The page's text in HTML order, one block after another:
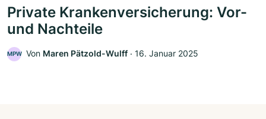
Private Krankenversicherung: Vor-
und Nachteile
MPW Von Maren Pätzold-Wulff ‧ 16. Januar 2025